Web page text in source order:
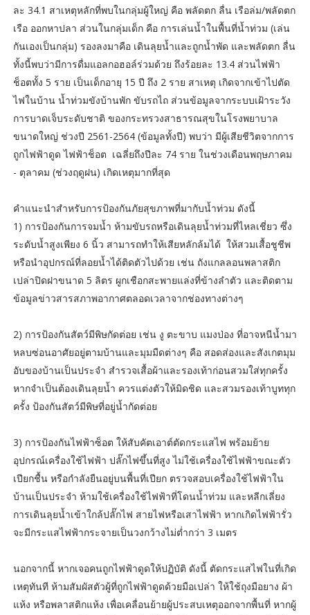
ละ 34.1 สาเหตุหลักที่พบในกลุ่มผู้ใหญ่ คือ พลัดตก ลื่น เรือล่ม/พลัดตก
เรือ ออกหาปลา ส่วนในกลุ่มเด็ก คือ การเล่นน้ำในพื้นที่น้ำท่วม (เล่น
กันเองเป็นกลุ่ม) รองลงมาคือ เดินลุยน้ำและถูกน้ำพัด และพลัดตก ลื่น
ทั้งนี้พบว่ามีการดื่มแอลกอฮอล์ร่วมด้วย ถึงร้อยละ 13.4 ส่วนไฟฟ้า
ช็อตทั้ง 5 ราย เป็นเด็กอายุ 15 ปี ถึง 2 ราย สาเหตุ เกิดจากเข้าไปตัด
ไฟในบ้าน น้ำท่วมขังบ้านพัก ขับรถไถ ส่วนข้อมูลจากระบบเฝ้าระวัง
การบาดเจ็บระดับชาติ ของกระทรวงสาธารณสุขในโรงพยาบาล
ขนาดใหญ่ ช่วงปี 2561-2564 (ข้อมูลทั้งปี) พบว่า มีผู้เสียชีวิตจากการ
ถูกไฟฟ้าดูด ไฟฟ้าช็อต เฉลี่ยถึงปีละ 74 ราย ในช่วงเดือนพฤษภาคม
- ตุลาคม (ช่วงฤดูฝน) เกิดเหตุมากที่สุด
คำแนะนำสำหรับการป้องกันภัยสุขภาพที่มากับน้ำท่วม ดังนี้
1) การป้องกันการจมน้ำ ห้ามขับรถหรือเดินลุยน้ำท่วมที่ไหลเชี่ยว ซึ่ง
ระดับน้ำสูงเพียง 6 นิ้ว สามารถทำให้เสียหลักล้มได้ ให้สวมเสื้อชูชีพ
หรือนำอุปกรณ์ที่ลอยน้ำได้ติดตัวไปด้วย เช่น ถังแกลลอนพลาสติก
เปล่าปิดฝาขนาด 5 ลิตร ผูกเชือกสะพายแล่งที่ข้างลำตัว และติดตาม
ข้อมูลข่าวสารสภาพอากาศตลอดเวลาจากช่องทางต่างๆ
2) การป้องกันสัตว์มีพิษกัดต่อย เช่น งู ตะขาบ แมงป่อง ที่อาจหนีน้ำมา
หลบซ่อนอาศัยอยู่ตามบ้านและมุมมืดต่างๆ คือ สอดส่องและสังเกตมุม
อับของบ้านเป็นประจำ สำรวจเสื้อผ้าและรองเท้าก่อนสวมใส่ทุกครั้ง
หากจำเป็นต้องเดินลุยน้ำ ควรแต่งตัวให้มิดชิด และสวมรองเท้าบูททุก
ครั้ง ป้องกันสัตว์มีพิษที่อยู่น้ำกัดต่อย
3) การป้องกันไฟฟ้าซ็อต ให้สับคัตเอาต์ตัดกระแสไฟ พร้อมย้าย
อุปกรณ์เครื่องใช้ไฟฟ้า ปลั๊กไฟขึ้นที่สูง ไม่ใช้เครื่องใช้ไฟฟ้าขณะตัว
เปียกชื้น หรือกำลังยืนอยู่บนพื้นที่เปียก ตรวจสอบเครื่องใช้ไฟฟ้าใน
บ้านเป็นประจำ ห้ามใช้เครื่องใช้ไฟฟ้าที่โดนน้ำท่วม และหลีกเลี่ยง
การเดินลุยน้ำเข้าใกล้ปลั๊กไฟ สายไฟหรือเสาไฟฟ้า หากเกิดไฟฟ้ารั่ว
จะมีกระแสไฟฟ้ากระจายเป็นวงกว้างไม่ต่ำกว่า 3 เมตร
นอกจากนี้ หากเจอคนถูกไฟฟ้าดูดให้ปฏิบัติ ดังนี้ ตัดกระแสไฟในที่เกิด
เหตุทันที ห้ามสัมผัสตัวผู้ที่ถูกไฟฟ้าดูดด้วยมือเปล่า ให้ใช้ถุงมือยาง ผ้า
แห้ง หรือพลาสติกแห้ง เพื่อเคลื่อนย้ายผู้ประสบเหตุออกจากพื้นที่ หากผู้